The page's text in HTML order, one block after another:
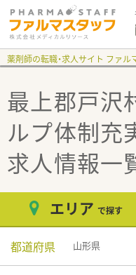
薬剤師の転職・求人サイト ファル
最上郡戸沢
ルプ体制充
求人情報一
エリア で探す
都道府県 山形県